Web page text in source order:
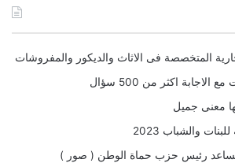
المتخصصة فى الاثاث والديكور والمفروشات
اكثر من 500 سؤال
معنى جميل
والشباب 2023
رئيس حزب حماة الوطن ( صور )